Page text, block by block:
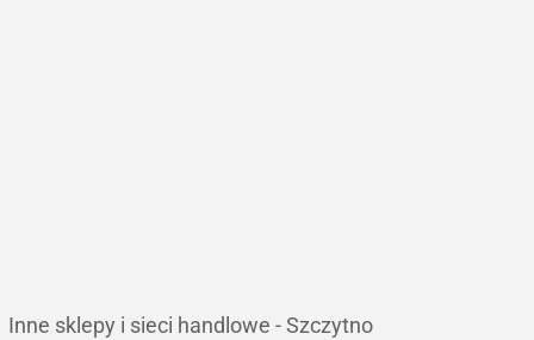
Inne sklepy i sieci handlowe - Szczytno